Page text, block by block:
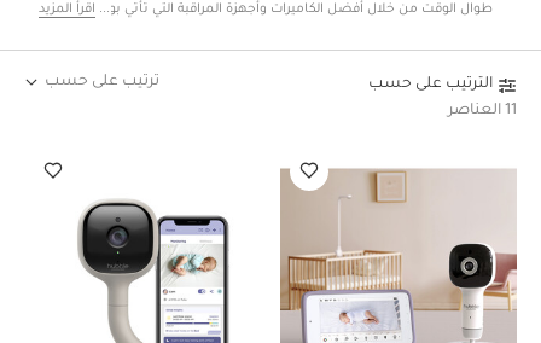
طوال الوقت من خلال أفضل الكاميرات وأجهزة المراقبة التي تأتي بوضوح عالي
حرارة الغرفة.
اقرأ المزيد
الترتيب على حسب
11 العناصر
ترتيب على حسب